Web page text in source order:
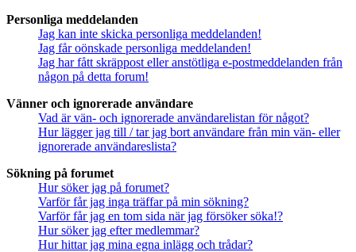
Personliga meddelanden
Jag kan inte skicka personliga meddelanden!
Jag får oönskade personliga meddelanden!
Jag har fått skräppost eller anstötliga e-postmeddelanden från
någon på detta forum!
Vänner och ignorerade användare
Vad är vän- och ignorerade användarelistan för något?
Hur lägger jag till / tar jag bort användare från min vän- eller
ignorerade användareslista?
Sökning på forumet
Hur söker jag på forumet?
Varför får jag inga träffar på min sökning?
Varför får jag en tom sida när jag försöker söka!?
Hur söker jag efter medlemmar?
Hur hittar jag mina egna inlägg och trådar?